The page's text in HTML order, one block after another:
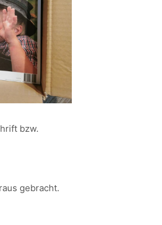
bzw.
gebracht.